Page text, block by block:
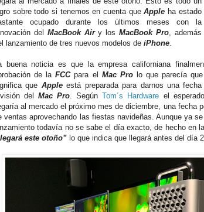
sobre todo si tenemos en cuenta queApple ha estado
ocupado durante los últimos meses con la
del MacBook Airy losMacBook Pro, además
lanzamiento de tres nuevos modelos de iPhone.
buena noticia es que la empresa californiana
de laFCCpara el Mac Prolo que parecía
que Appleestá preparada para darnos una
delMac Pro. SegúnTom´s Hardware el
al mercado el próximo mes de diciembre, una fecha
ventas aprovechando las fiestas navideñas. Aunque ya
todavía no se sabe el día exacto, de hecho en
este otoño” lo que indica que llegará antes del día